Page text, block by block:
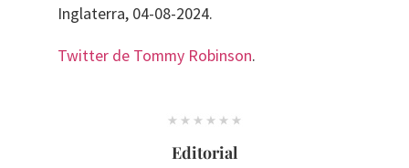
Inglaterra, 04-08-2024.
Twitter de Tommy Robinson.
Editorial